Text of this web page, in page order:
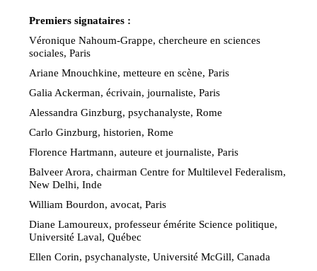
Premiers signataires :
Véronique Nahoum-Grappe, chercheure en sciences
sociales, Paris
Ariane Mnouchkine, metteure en scène, Paris
Galia Ackerman, écrivain, journaliste, Paris
Alessandra Ginzburg, psychanalyste, Rome
Carlo Ginzburg, historien, Rome
Florence Hartmann, auteure et journaliste, Paris
Balveer Arora, chairman Centre for Multilevel Federalism,
New Delhi, Inde
William Bourdon, avocat, Paris
Diane Lamoureux, professeur émérite Science politique,
Université Laval, Québec
Ellen Corin, psychanalyste, Université McGill, Canada